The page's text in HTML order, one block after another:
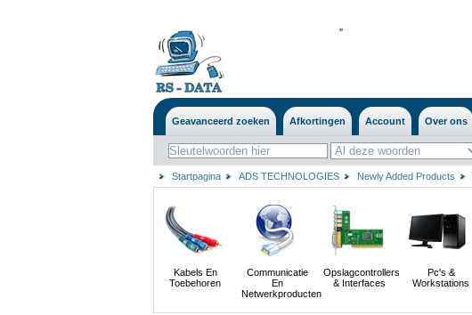
''
Geavanceerd zoeken Afkortingen Account Over ons
Startpagina ADS TECHNOLOGIES Newly Added Products
Kabels En
Toebehoren
Communicatie
En
Netwerkproducten
Opslagcontrollers
& Interfaces
Pc's &
Workstations